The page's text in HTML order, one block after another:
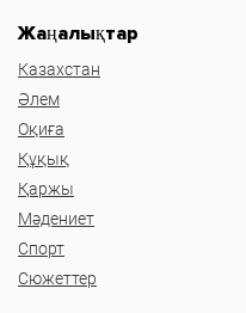
Жаңалықтар
Казахстан
Әлем
Оқиға
Құқық
Қаржы
Мәдениет
Спорт
Сюжеттер